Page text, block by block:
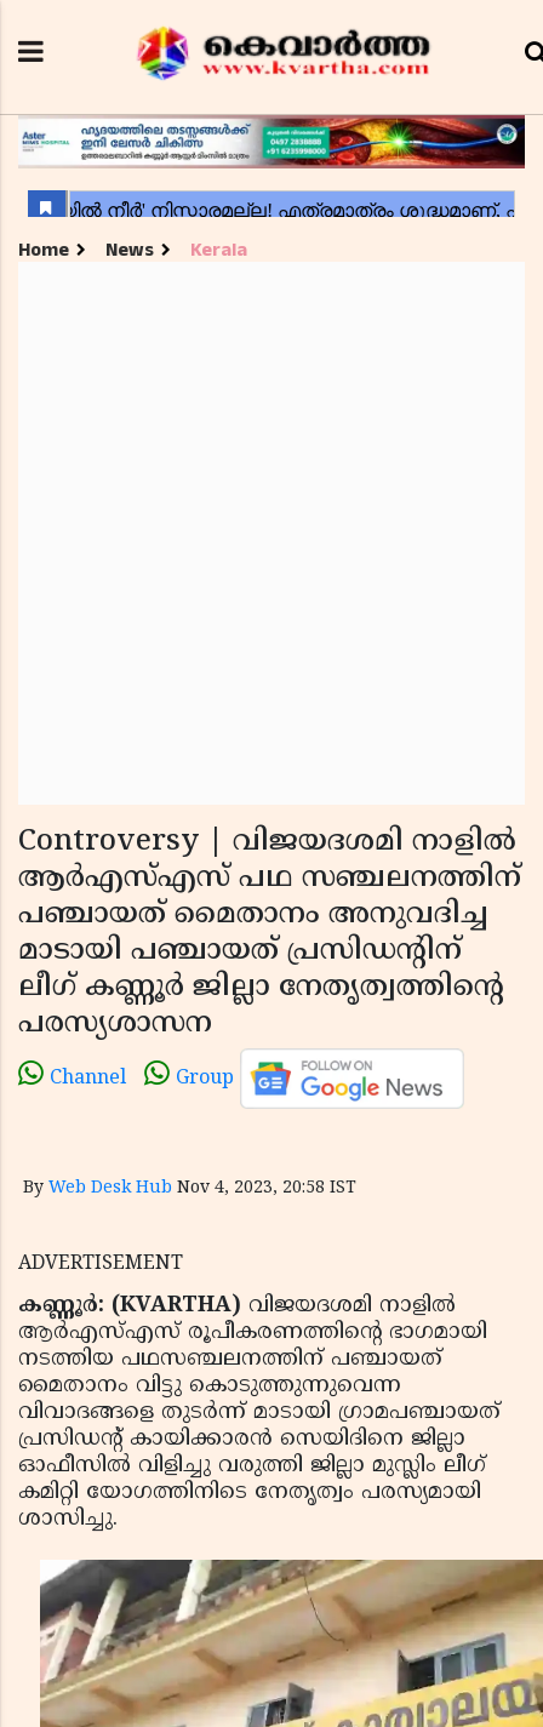
Home News Kerala
Controversy | വിജയദശമി നാളില്‍
ആര്‍എസ്എസ് പഥ സഞ്ചലനത്തിന്
പഞ്ചായത് മൈതാനം അനുവദിച്ച
മാടായി പഞ്ചായത് പ്രസിഡന്റിന്
ലീഗ് കണ്ണൂര്‍ ജില്ലാ നേതൃത്വത്തിന്റെ
പരസ്യശാസന
Channel Group
By Web Desk Hub Nov 4, 2023, 20:58 IST
ADVERTISEMENT
കണ്ണൂര്‍: (KVARTHA) വിജയദശമി നാളില്‍
ആര്‍എസ്എസ് രൂപീകരണത്തിന്റെ ഭാഗമായി
നടത്തിയ പഥസഞ്ചലനത്തിന് പഞ്ചായത്
മൈതാനം വിട്ടു കൊടുത്തുന്നുവെന്ന
വിവാദങ്ങളെ തുടര്‍ന്ന് മാടായി ഗ്രാമപഞ്ചായത്
പ്രസിഡന്റ് കായിക്കാരന്‍ സെയിദിനെ ജില്ലാ
ഓഫീസില്‍ വിളിച്ചു വരുത്തി ജില്ലാ മുസ്ലിം ലീഗ്
കമിറ്റി യോഗത്തിനിടെ നേതൃത്വം പരസ്യമായി
ശാസിച്ചു.